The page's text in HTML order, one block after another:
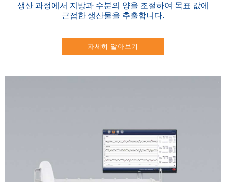
생산 과정에서 지방과 수분의 양을 조절하여 목표 값에
근접한 생산물을 추출합니다.
자세히 알아보기